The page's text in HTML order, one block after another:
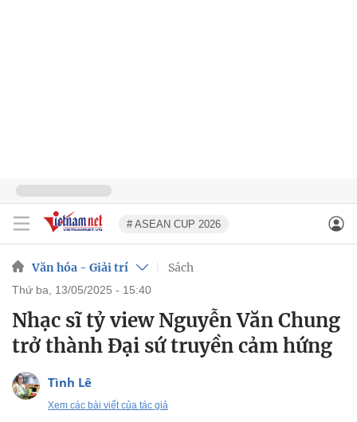
# ASEAN CUP 2026
Văn hóa - Giải trí Sách
thứ ba, 13/05/2025 - 15:40
Nhạc sĩ tỷ view Nguyễn Văn Chung
trở thành Đại sứ truyền cảm hứng
Tình Lê
Xem các bài viết của tác giả